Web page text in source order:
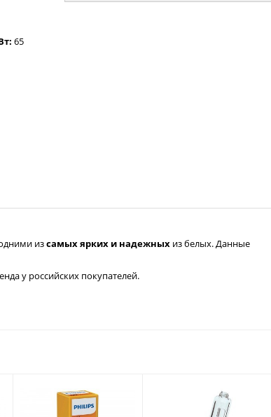
65
изсамых ярких и надежных из белых. Данные
у российских покупателей.